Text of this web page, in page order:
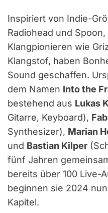
Inspiriert von Indie-
Radiohead und
Klangpionieren wie
Klangstof, haben
Sound geschaffen.
dem Namen Into the
bestehend aus Lukas
Gitarre, Keyboard),
Synthesizer), Marian
und Bastian Kilper
fünf Jahren
bereits über 100 Live-
beginnen sie 2024
Kapitel.